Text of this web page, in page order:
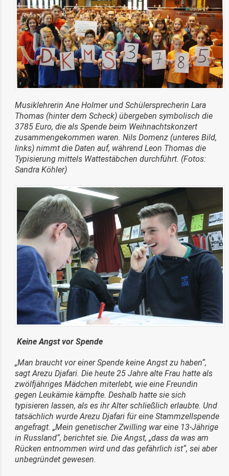
Musiklehrerin Ane Holmer und Schülersprecherin Lara
Thomas (hinter dem Scheck) übergeben symbolisch die
3785 Euro, die als Spende beim Weihnachtskonzert
zusammengekommen waren. Nils Domenz (unteres Bild,
links) nimmt die Daten auf, während Leon Thomas die
Typisierung mittels Wattestäbchen durchführt. (Fotos:
Sandra Köhler)
Keine Angst vor Spende
„Man braucht vor einer Spende keine Angst zu haben“,
sagt Arezu Djafari. Die heute 25 Jahre alte Frau hatte als
zwölfjähriges Mädchen miterlebt, wie eine Freundin
gegen Leukämie kämpfte. Deshalb hatte sie sich
typisieren lassen, als es ihr Alter schließlich erlaubte. Und
tatsächlich wurde Arezu Djafari für eine Stammzellspende
angefragt. „Mein genetischer Zwilling war eine 13-Jährige
in Russland“, berichtet sie. Die Angst, „dass da was am
Rücken entnommen wird und das gefährlich ist“, sei aber
unbegründet gewesen.